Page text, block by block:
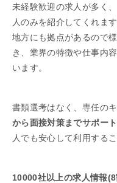
未経験歓迎の求人が多く
人のみを紹介してくれます
地方にも拠点があるので
き、業界の特徴や仕事内
います。
書類選考はなく、専任の
から面接対策までサポー
人でも安心して利用する
10000社以上の求人情報